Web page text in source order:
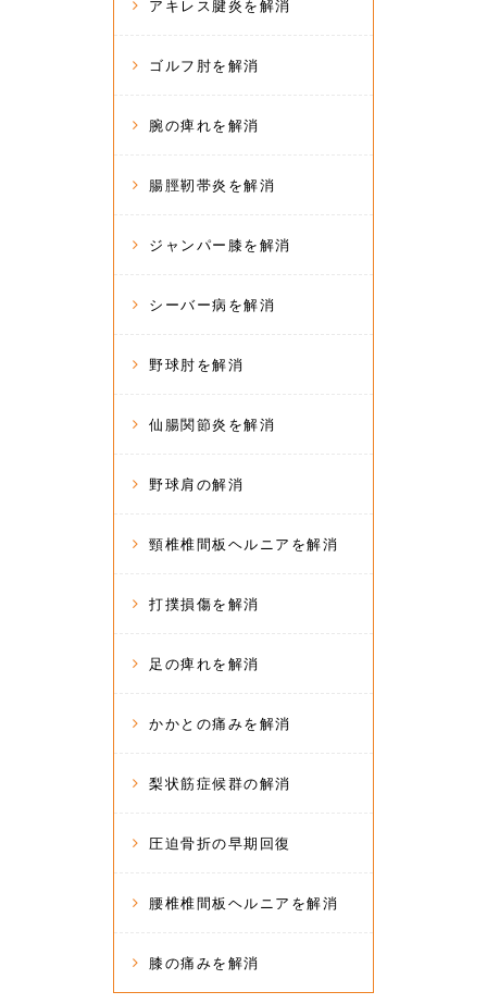
アキレス腱炎を解消
ゴルフ肘を解消
腕の痺れを解消
腸脛靭帯炎を解消
ジャンパー膝を解消
シーバー病を解消
野球肘を解消
仙腸関節炎を解消
野球肩の解消
頸椎椎間板ヘルニアを解消
打撲損傷を解消
足の痺れを解消
かかとの痛みを解消
梨状筋症候群の解消
圧迫骨折の早期回復
腰椎椎間板ヘルニアを解消
膝の痛みを解消